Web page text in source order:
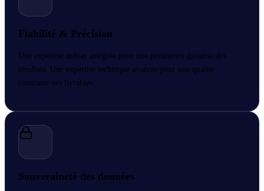
Fiabilité & Précision
Une expertise métier intégrée pour une pertinence garantie des
résultats. Une expertise technique avancée pour une qualité
constante des livrables.
Souveraineté des données